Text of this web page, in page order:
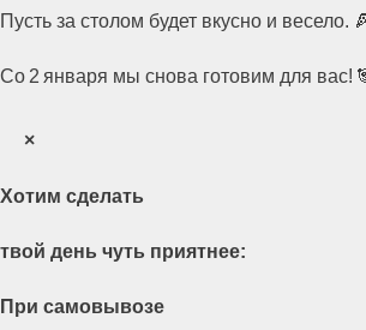
Пусть за столом будет вкусно и весело.
Со 2 января мы снова готовим для вас!
×
Хотим сделать
твой день чуть приятнее:
При самовывозе